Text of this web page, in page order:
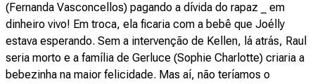
(Fernanda Vasconcellos) pagando a dívida do rapaz _ em
dinheiro vivo! Em troca, ela ficaria com a bebê que Joélly
estava esperando. Sem a intervenção de Kellen, lá atrás, Raul
seria morto e a família de Gerluce (Sophie Charlotte) criaria a
bebezinha na maior felicidade. Mas aí, não teríamos o